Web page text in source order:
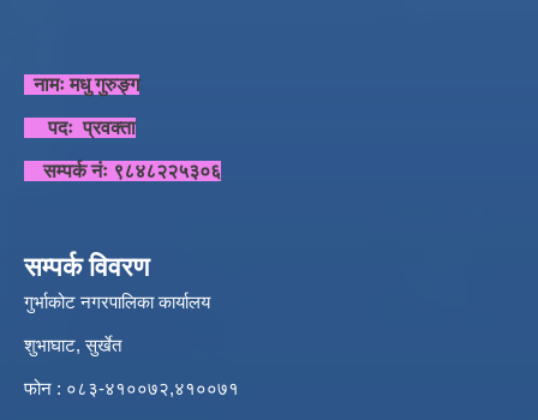
नामः मधु गुरुङ्ग
पदः प्रवक्ता
सम्पर्क नंः ९८४८२२५३०६
सम्पर्क विवरण
गुर्भाकोट नगरपालिका कार्यालय
शुभाघाट, सुर्खेत
फोन : ०८३-४१००७२,४१००७१